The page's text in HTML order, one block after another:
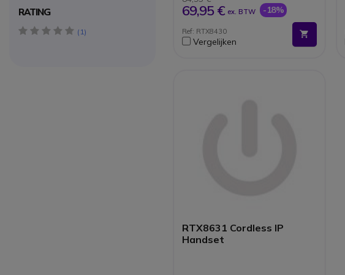
69,95 € ex. BTW -18%
Ref: RTX8430
Vergelijken
RTX8631 Cordless IP
Handset
RATING
5 star(s)
1